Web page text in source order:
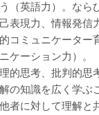
（英語力）。なら
表現力、情報発信
コミュニケーター
ケーション力）。
的思考、批判的思
の知識を広く学ぶ
者に対して理解と